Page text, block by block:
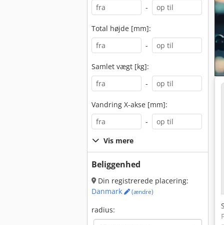
-
Total højde [mm]:
-
Samlet vægt [kg]:
-
Vandring X-akse [mm]:
-
Vis mere
Beliggenhed
Din registrerede placering:
Danmark
(ændre)
radius: